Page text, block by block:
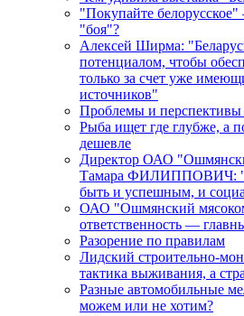
"Покупайте
"боя"?
Алексей Ширма:
потенциалом, чтобы
только за счет уже
источников"
Проблемы и перспективы
Рыба ищет где глубже, а
дешевле
Директор ОАО
Тамара ФИЛИППОВИЧ:
быть и успешным, и
ОАО "Ошмянский
ответственность —
Разорение по правилам
Лидский строительно-
тактика выживания, а
Разные автомобильные
можем или не хотим?